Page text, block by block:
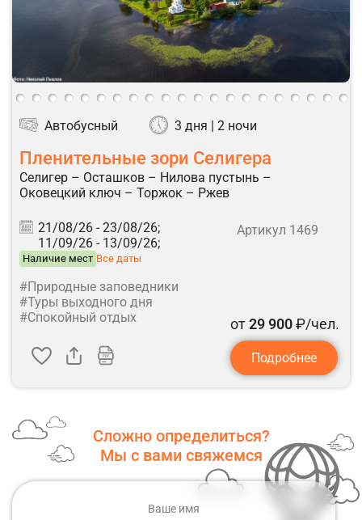
Автобусный 3 дня | 2 ночи
Пленительные зори Селигера
Селигер – Осташков – Нилова пустынь –
Оковецкий ключ – Торжок – Ржев
21/08/26 - 23/08/26;
11/09/26 - 13/09/26;
Наличие мест Все даты
Артикул 1469
#Природные заповедники
#Туры выходного дня
#Спокойный отдых
от29 900₽/чел.
Подробнее
Сложно определиться?
Мы с вами свяжемся